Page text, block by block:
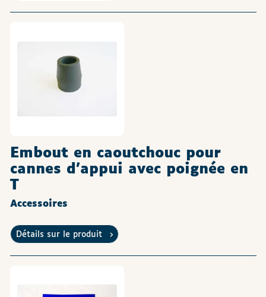
Embout en caoutchouc pour
cannes d'appui avec poignée en
T
Accessoires
Détails sur le produit